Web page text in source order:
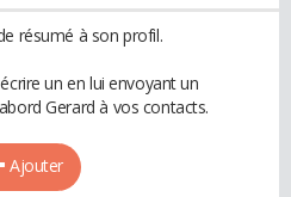
résumé à son profil.
un en lui envoyant un
Gerard à vos contacts.
Ajouter